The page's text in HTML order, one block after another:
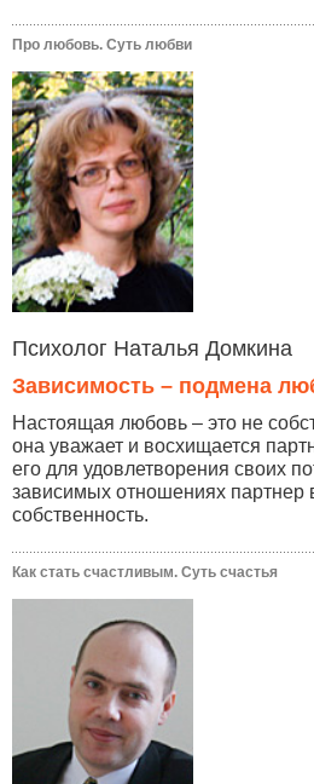
Про любовь. Суть любви
Психолог Наталья Домкина
Зависимость – подмена
Настоящая любовь – это не
она уважает и восхищается
его для удовлетворения своих
зависимых отношениях партнер
собственность.
Как стать счастливым. Суть счастья